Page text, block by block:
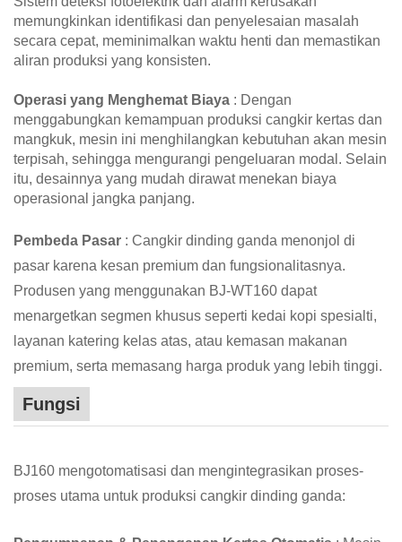
memungkinkan identifikasi dan penyelesaian masalah
secara cepat, meminimalkan waktu henti dan memastikan
aliran produksi yang konsisten.
Operasi yang Menghemat Biaya : Dengan
menggabungkan kemampuan produksi cangkir kertas dan
mangkuk, mesin ini menghilangkan kebutuhan akan mesin
terpisah, sehingga mengurangi pengeluaran modal. Selain
itu, desainnya yang mudah dirawat menekan biaya
operasional jangka panjang.
Pembeda Pasar : Cangkir dinding ganda menonjol di
pasar karena kesan premium dan fungsionalitasnya.
Produsen yang menggunakan BJ-WT160 dapat
menargetkan segmen khusus seperti kedai kopi spesialti,
layanan katering kelas atas, atau kemasan makanan
premium, serta memasang harga produk yang lebih tinggi.
Fungsi
BJ160 mengotomatisasi dan mengintegrasikan proses-
proses utama untuk produksi cangkir dinding ganda: